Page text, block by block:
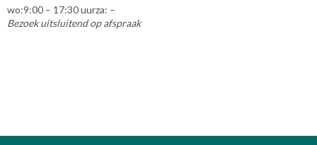
wo:9:00 – 17:30 uurza: –
Bezoek uitsluitend op afspraak